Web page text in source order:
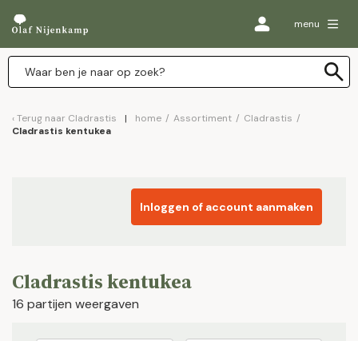
menu
Terug naar Cladrastis home / Assortiment / Cladrastis /
Cladrastis kentukea
Inloggen of account aanmaken
Cladrastis kentukea
16 partijen weergaven